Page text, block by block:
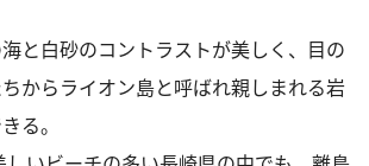
と白砂のコントラストが美しく、目の
からライオン島と呼ばれ親しまれる岩
る。